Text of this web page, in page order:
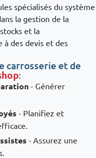
spécialisés du système
la gestion de la
et la
à des devis et des
carrosserie et de
:
- Générer
- Planifiez et
- Assurez une